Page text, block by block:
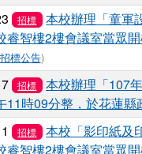
招標
本校辦理「童軍
睿智樓2樓會議室當眾
招標公告)
招標
本校辦理「107
11時09分整，於花蓮
招標
本校「影印紙及
睿智樓2樓會議室當眾開